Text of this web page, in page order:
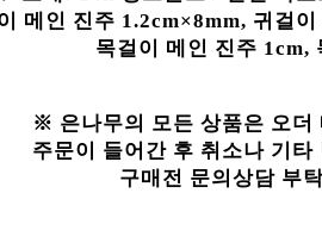
메인 진주 1.2cm×8mm, 귀걸
목걸이 메인 진주 1cm,
※ 은나무의 모든 상품은 오더
주문이 들어간 후 취소나 기타
구매전 문의상담 부